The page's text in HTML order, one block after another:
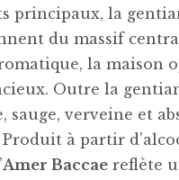
principaux, la
du massif
la maison
Outre la
sauge, verveine et
Produit à partir
Amer Baccae reflète